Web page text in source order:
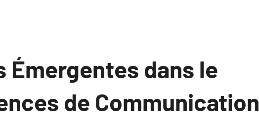
Émergentes dans le
de Communication